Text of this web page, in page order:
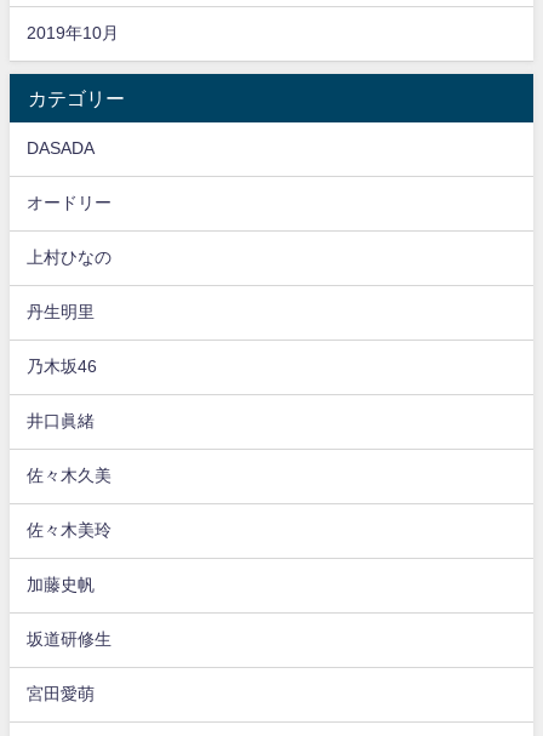
2019年10月
カテゴリー
DASADA
オードリー
上村ひなの
丹生明里
乃木坂46
井口眞緒
佐々木久美
佐々木美玲
加藤史帆
坂道研修生
宮田愛萌